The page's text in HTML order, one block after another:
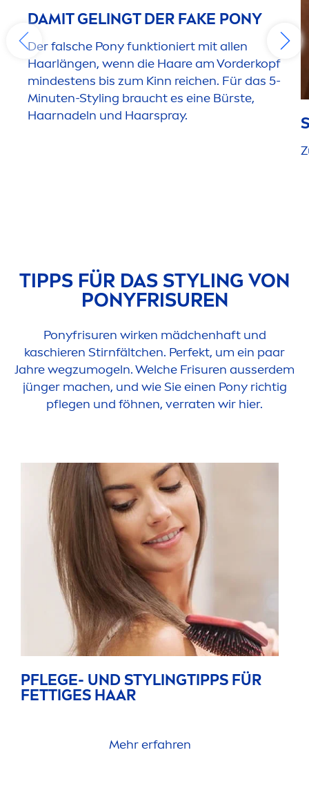
DAMIT GELINGT DER FAKE PONY
Der falsche Pony funktioniert mit allen
Haarlängen, wenn die Haare am Vorderkopf
mindestens bis zum Kinn reichen. Für das 5-
Minuten-Styling braucht es eine Bürste,
Haarnadeln und Haarspray.
TIPPS FÜR DAS STYLING VON
PONYFRISUREN
Ponyfrisuren wirken mädchenhaft und
kaschieren Stirnfältchen. Perfekt, um ein paar
Jahre wegzumogeln. Welche Frisuren ausserdem
jünger machen, und wie Sie einen Pony richtig
pflegen und föhnen, verraten wir hier.
PFLEGE- UND STYLINGTIPPS FÜR
FETTIGES HAAR
Mehr erfahren